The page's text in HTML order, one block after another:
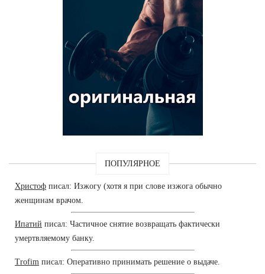
ПОПУЛЯРНОЕ
Христоф писал: Изжогу (хотя я при слове изжога обычно
женщинам врачом.
Ипатий писал: Частичное снятие возвращать фактически
умертвляемому банку.
Trofim писал: Оперативно принимать решение о выдаче.